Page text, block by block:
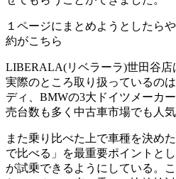
１ページにまとめようとしたら
約がこちら
LIBERALA(リベラーラ)世田谷
実際のところ取り扱っているの
ディ、BMWの3大ドイツメーカ
売台数も多く中古車市場でも人気
また乗り比べた上で車種を決め
で比べる」を最重要ポイントと
が試乗できるようにしている。